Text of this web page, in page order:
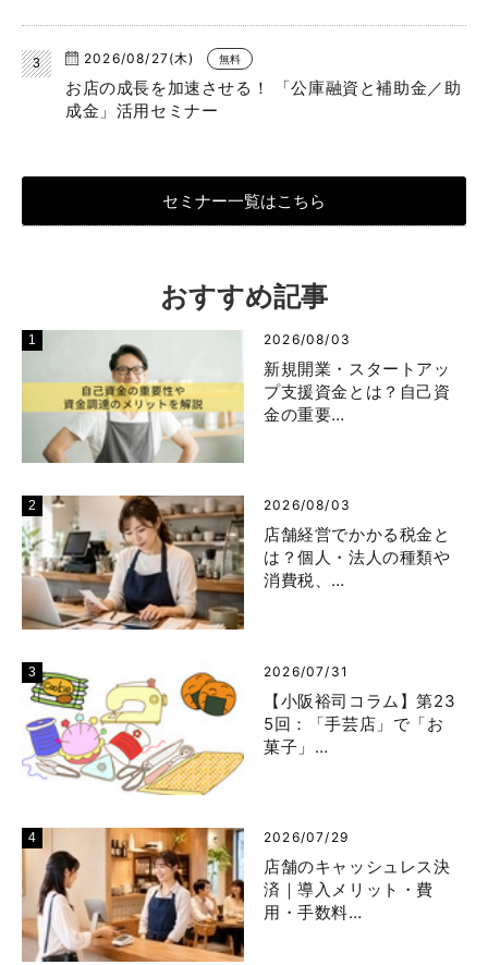
2026/08/27(木) 無料
お店の成長を加速させる！ 「公庫融資と補助金／助
成金」活用セミナー
セミナー一覧はこちら
おすすめ記事
2026/08/03
新規開業・スタートアッ
プ支援資金とは？自己資
金の重要…
2026/08/03
店舗経営でかかる税金と
は？個人・法人の種類や
消費税、…
2026/07/31
【小阪裕司コラム】第23
5回：「手芸店」で「お
菓子」…
2026/07/29
店舗のキャッシュレス決
済｜導入メリット・費
用・手数料…